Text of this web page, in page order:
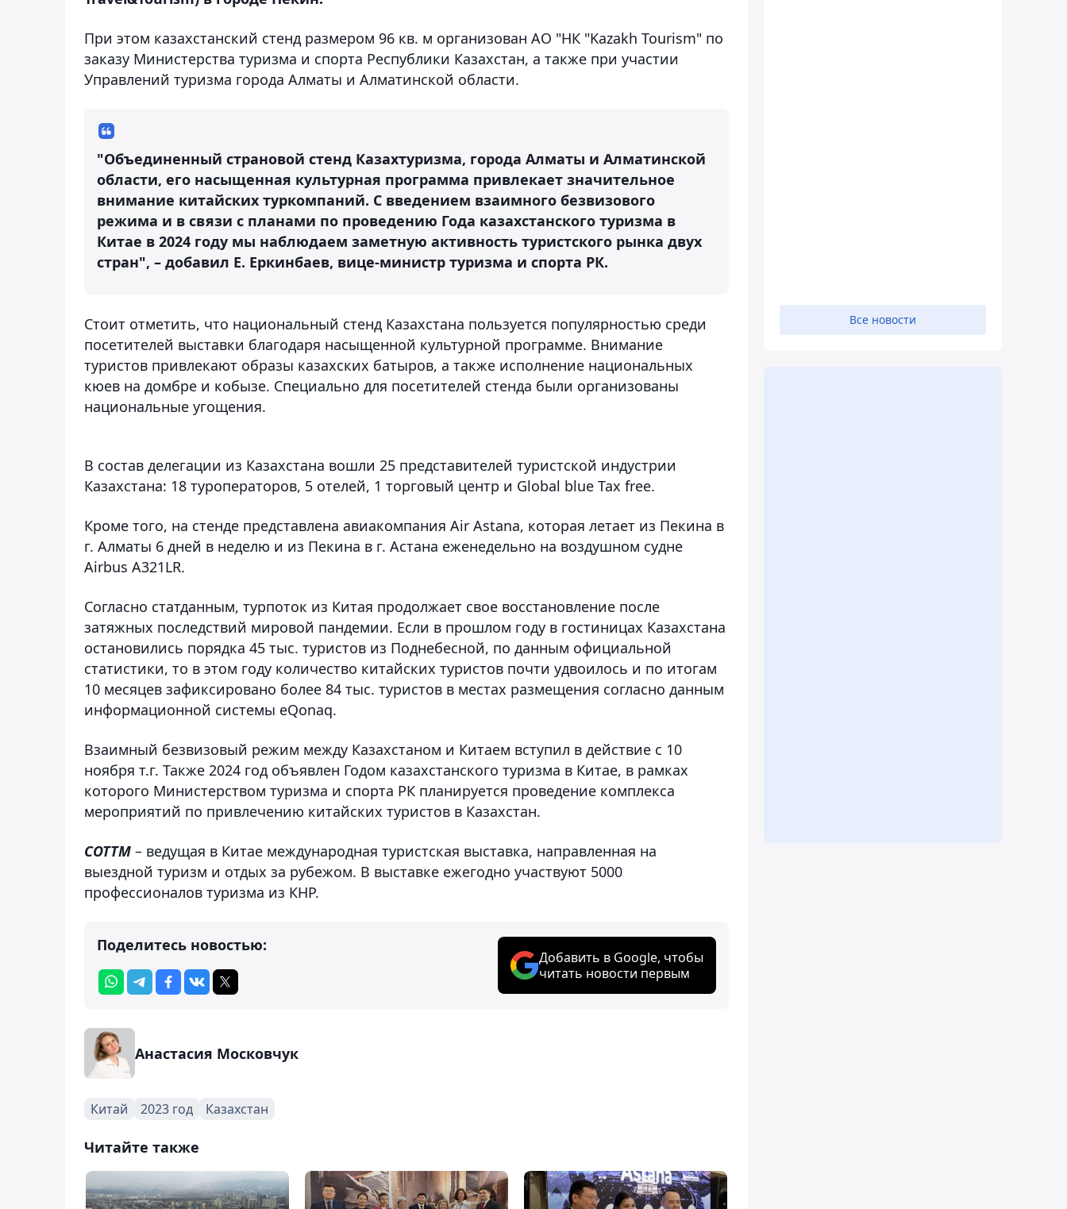
При этом казахстанский стенд размером 96 кв. м организован АО "НК "Kazakh Tourism" по
заказу Министерства туризма и спорта Республики Казахстан, а также при участии
Управлений туризма города Алматы и Алматинской области.
"Объединенный страновой стенд Казахтуризма, города Алматы и Алматинской
области, его насыщенная культурная программа привлекает значительное
внимание китайских туркомпаний. С введением взаимного безвизового
режима и в связи с планами по проведению Года казахстанского туризма в
Китае в 2024 году мы наблюдаем заметную активность туристского рынка двух
стран", – добавил Е. Еркинбаев, вице-министр туризма и спорта РК.
Стоит отметить, что национальный стенд Казахстана пользуется популярностью среди
посетителей выставки благодаря насыщенной культурной программе. Внимание
туристов привлекают образы казахских батыров, а также исполнение национальных
кюев на домбре и кобызе. Специально для посетителей стенда были организованы
национальные угощения.
В состав делегации из Казахстана вошли 25 представителей туристской индустрии
Казахстана: 18 туроператоров, 5 отелей, 1 торговый центр и Global blue Tax free.
Кроме того, на стенде представлена авиакомпания Air Astana, которая летает из Пекина в
г. Алматы 6 дней в неделю и из Пекина в г. Астана еженедельно на воздушном судне
Airbus A321LR.
Согласно статданным, турпоток из Китая продолжает свое восстановление после
затяжных последствий мировой пандемии. Если в прошлом году в гостиницах Казахстана
остановились порядка 45 тыс. туристов из Поднебесной, по данным официальной
статистики, то в этом году количество китайских туристов почти удвоилось и по итогам
10 месяцев зафиксировано более 84 тыс. туристов в местах размещения согласно данным
информационной системы eQonaq.
Взаимный безвизовый режим между Казахстаном и Китаем вступил в действие с 10
ноября т.г. Также 2024 год объявлен Годом казахстанского туризма в Китае, в рамках
которого Министерством туризма и спорта РК планируется проведение комплекса
мероприятий по привлечению китайских туристов в Казахстан.
COTTM – ведущая в Китае международная туристская выставка, направленная на
выездной туризм и отдых за рубежом. В выставке ежегодно участвуют 5000
профессионалов туризма из КНР.
Поделитесь новостью:
Добавить в Google, чтобы
читать новости первым
Анастасия Московчук
Китай 2023 год Казахстан
Читайте также
Все новости